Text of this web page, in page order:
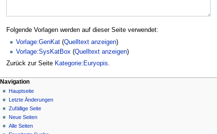
Folgende Vorlagen werden auf dieser Seite verwendet:
Vorlage:GenKat (Quelltext anzeigen)
Vorlage:SysKatBox (Quelltext anzeigen)
Zurück zur Seite Kategorie:Euryopis.
Navigation
Hauptseite
Letzte Änderungen
Zufällige Seite
Neue Seiten
Alle Seiten